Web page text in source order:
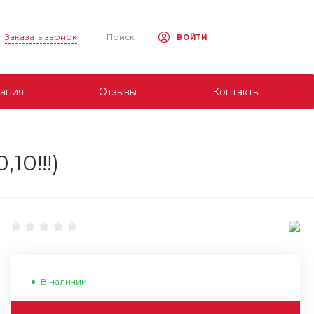
Заказать звонок Поиск ВОЙТИ
Отзывы Контакты
В наличии